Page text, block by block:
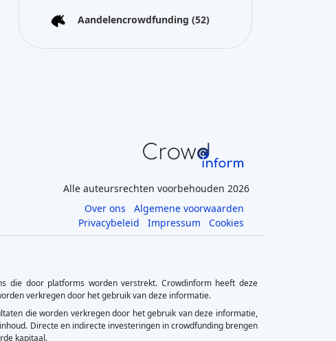
Aandelencrowdfunding (52)
Alle auteursrechten voorbehouden 2026
Over ons
Algemene voorwaarden
Privacybeleid
Impressum Cookies
die door platforms worden verstrekt. Crowdinform heeft deze
verkregen door het gebruik van deze informatie.
die worden verkregen door het gebruik van deze informatie,
Directe en indirecte investeringen in crowdfunding brengen
kapitaal.